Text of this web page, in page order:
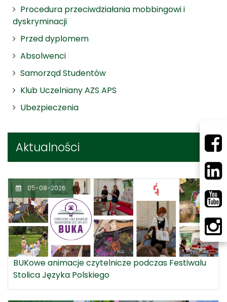
Procedura przeciwdziałania mobbingowi i
dyskryminacji
Przed dyplomem
Absolwenci
Samorząd Studentów
Klub Uczelniany AZS APS
Ubezpieczenia
Aktualności
05-08-2026
BUKowe animacje czytelnicze podczas Festiwalu
Stolica Języka Polskiego